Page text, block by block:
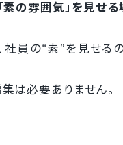
素の雰囲気」を見せ
社員の“素”を見せる
は必要ありません。